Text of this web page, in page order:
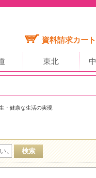
資料請求カート
東北
・健康な生活の実現